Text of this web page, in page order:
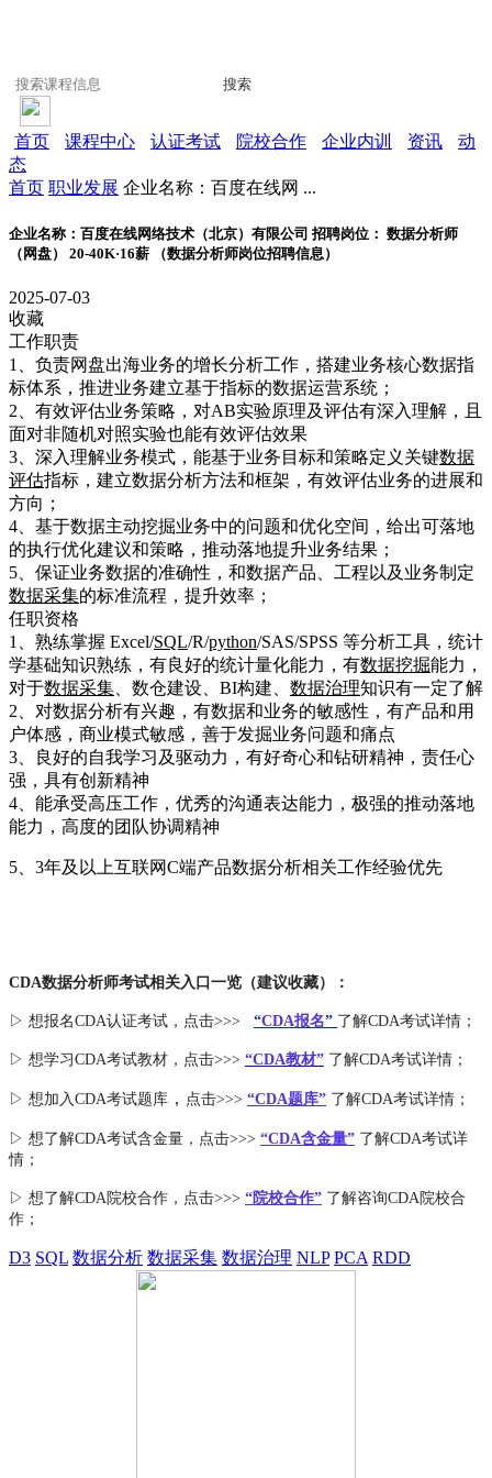
搜索
首页 课程中心 认证考试 院校合作 企业内训 资讯
动
态
首页 职业发展 企业名称：百度在线网 ...
企业名称：百度在线网络技术（北京）有限公司 招聘岗位： 数据分析师
（网盘） 20-40K·16薪 （数据分析师岗位招聘信息）
2025-07-03
收藏
工作职责
1、负责网盘出海业务的增长分析工作，搭建业务核心数据指
标体系，推进业务建立基于指标的数据运营系统；
2、有效评估业务策略，对AB实验原理及评估有深入理解，且
面对非随机对照实验也能有效评估效果
3、深入理解业务模式，能基于业务目标和策略定义关键数据
评估指标，建立数据分析方法和框架，有效评估业务的进展和
方向；
4、基于数据主动挖掘业务中的问题和优化空间，给出可落地
的执行优化建议和策略，推动落地提升业务结果；
5、保证业务数据的准确性，和数据产品、工程以及业务制定
数据采集的标准流程，提升效率；
任职资格
1、熟练掌握 Excel/SQL/R/python/SAS/SPSS 等分析工具，统计
学基础知识熟练，有良好的统计量化能力，有数据挖掘能力，
对于数据采集 、数仓建设、BI构建、 数据治理知识有一定了解
2、对数据分析有兴趣，有数据和业务的敏感性，有产品和用
户体感，商业模式敏感，善于发掘业务问题和痛点
3、良好的自我学习及驱动力，有好奇心和钻研精神，责任心
强，具有创新精神
4、能承受高压工作，优秀的沟通表达能力，极强的推动落地
能力，高度的团队协调精神
5、3年及以上互联网C端产品数据分析相关工作经验优先
CDA数据分析师考试相关入口一览（建议收藏）：
▷ 想报名CDA认证考试，点击>>> “CDA报名” 了解CDA考试详情；
▷ 想学习CDA考试教材，点击>>> “CDA教材” 了解CDA考试详情；
▷ 想加入CDA考试题库 ， 点击>>> “CDA题库” 了解CDA考试详情；
▷ 想了解CDA考试含金量 ，点击>>> “CDA含金量” 了解CDA考试详
情；
▷ 想了解CDA院校合作 ，点击>>> “院校合作” 了解咨询CDA院校合
作；
D3 SQL 数据分析 数据采集 数据治理 NLP PCA RDD